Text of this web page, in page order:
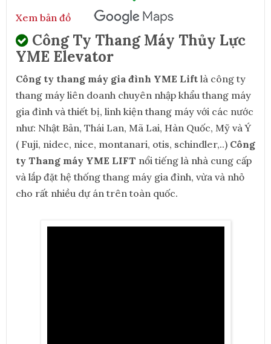
Xem bản đồ
Công Ty Thang Máy Thủy Lực
YME Elevator
Công ty thang máy gia đình YME Lift là công ty
thang máy liên doanh chuyên nhập khẩu thang máy
gia đình và thiết bị, linh kiện thang máy với các nước
như: Nhật Bản, Thái Lan, Mã Lai, Hàn Quốc, Mỹ và Ý
( Fuji, nidec, nice, montanari, otis, schindler,..) Công
ty Thang máy YME LIFT nổi tiếng là nhà cung cấp
và lắp đặt hệ thống thang máy gia đình, vừa và nhỏ
cho rất nhiều dự án trên toàn quốc.